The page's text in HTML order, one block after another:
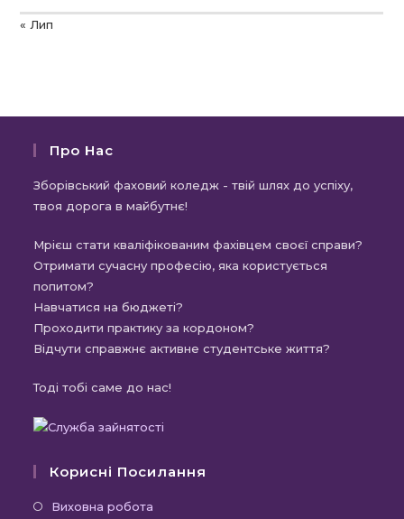
« Лип
Про Нас
Зборівський фаховий коледж - твій шлях до успіху,
твоя дорога в майбутнє!
Мрієш стати кваліфікованим фахівцем своєї справи?
Отримати сучасну професію, яка користується
попитом?
Навчатися на бюджеті?
Проходити практику за кордоном?
Відчути справжнє активне студентське життя?
Тоді тобі саме до нас!
Корисні Посилання
Виховна робота